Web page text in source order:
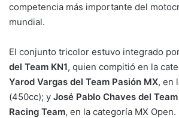
competencia más importante del
mundial.
El conjunto tricolor estuvo integrado
del Team KN1, quien compitió en la
Yarod Vargas del Team Pasión MX, en
(450cc); y José Pablo Chaves del
Racing Team, en la categoría MX Open.